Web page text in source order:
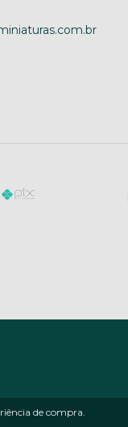
de compra.